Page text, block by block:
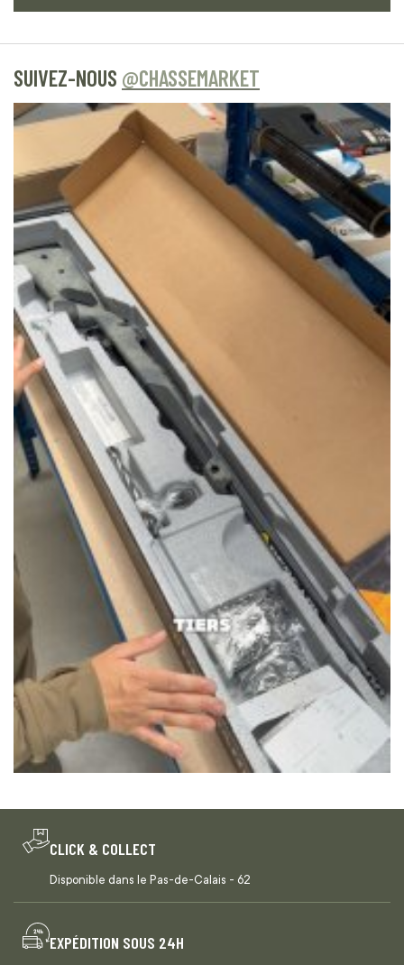
SUIVEZ-NOUS @CHASSEMARKET
CLICK & COLLECT
Disponible dans le Pas-de-Calais - 62
EXPÉDITION SOUS 24H